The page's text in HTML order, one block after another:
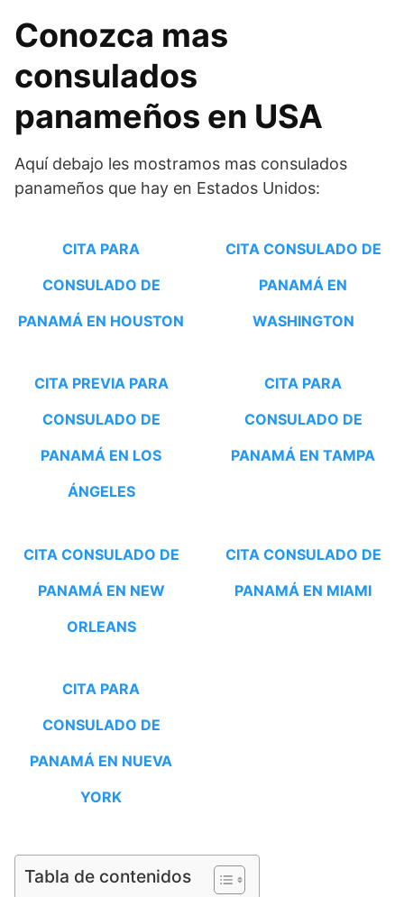
Conozca mas
consulados
panameños en USA
Aquí debajo les mostramos mas consulados
panameños que hay en Estados Unidos:
CITA PARA
CONSULADO DE
PANAMÁ EN HOUSTON
CITA CONSULADO DE
PANAMÁ EN
WASHINGTON
CITA PREVIA PARA
CONSULADO DE
PANAMÁ EN LOS
ÁNGELES
CITA PARA
CONSULADO DE
PANAMÁ EN TAMPA
CITA CONSULADO DE
PANAMÁ EN NEW
ORLEANS
CITA CONSULADO DE
PANAMÁ EN MIAMI
CITA PARA
CONSULADO DE
PANAMÁ EN NUEVA
YORK
Tabla de contenidos